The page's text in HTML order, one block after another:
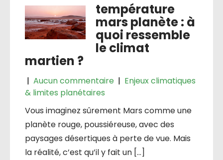
température
mars planète : à
quoi ressemble
le climat
martien ?
| Aucun commentaire | Enjeux climatiques
& limites planétaires
Vous imaginez sûrement Mars comme une
planète rouge, poussiéreuse, avec des
paysages désertiques à perte de vue. Mais
la réalité, c’est qu’il y fait un […]